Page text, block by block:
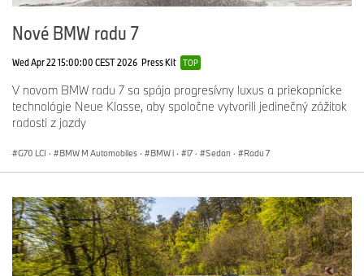
Nové BMW radu 7
Wed Apr 22 15:00:00 CEST 2026 Press Kit TOP
V novom BMW radu 7 sa spája progresívny luxus a priekopnícke
technológie Neue Klasse, aby spoločne vytvorili jedinečný zážitok
radosti z jazdy
G70 LCI · BMW M Automobiles · BMW i · i7 · Sedan · Radu 7